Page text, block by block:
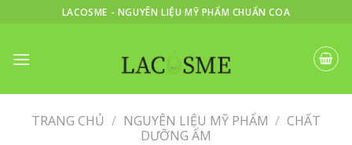
LACOSME - NGUYÊN LIỆU MỸ PHẨM CHUẨN COA
TRANG CHỦ / NGUYÊN LIỆU MỸ PHẨM / CHẤT
DƯỠNG ẨM